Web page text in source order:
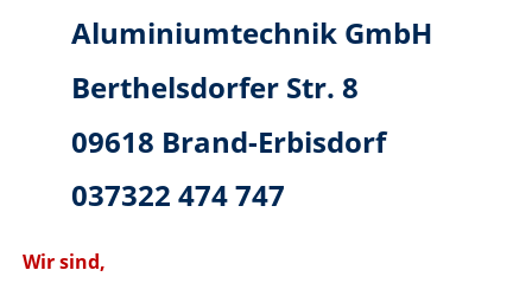
Wir sind,
Aluminiumtechnik GmbH
Berthelsdorfer Str. 8
09618 Brand-Erbisdorf
037322 474 747